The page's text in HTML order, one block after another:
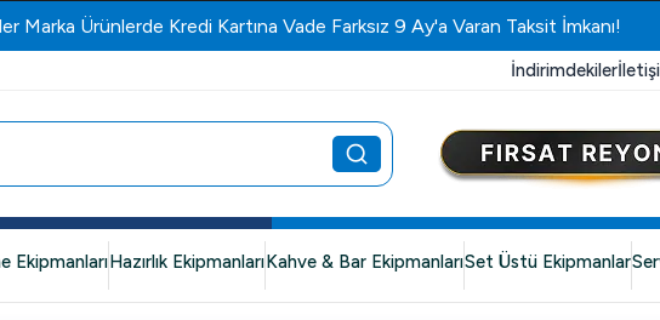
Marka Ürünlerde Kredi Kartına Vade Farksız 9 Ay'a Varan Taksit İmkanı!
İndirimdekiler
EkipmanlarıHazırlık EkipmanlarıKahve & Bar EkipmanlarıSet Üstü Ekipmanlar